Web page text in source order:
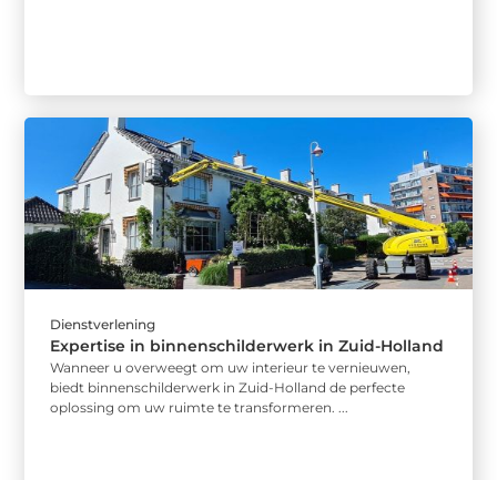
Dienstverlening
Expertise in binnenschilderwerk in Zuid-Holland
Wanneer u overweegt om uw interieur te vernieuwen,
biedt binnenschilderwerk in Zuid-Holland de perfecte
oplossing om uw ruimte te transformeren. ...